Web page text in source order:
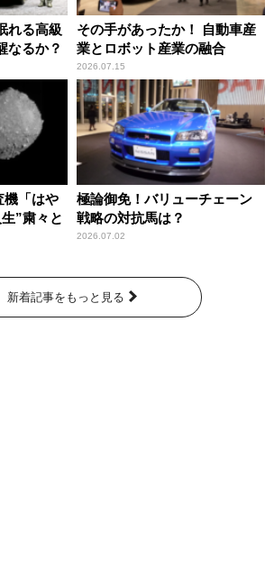
れる高級
なるか？
その手があったか！ 自動車産
業とロボット産業の融合
2026.07.15
機「はや
”粛々と
極論御免！バリューチェーン
戦略の対抗馬は？
2026.07.02
新着記事をもっと見る